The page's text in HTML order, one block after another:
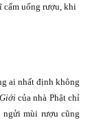
cấm uống rượu, khi
ai nhất định không
của nhà Phật chỉ
ngửi mùi rượu cũng